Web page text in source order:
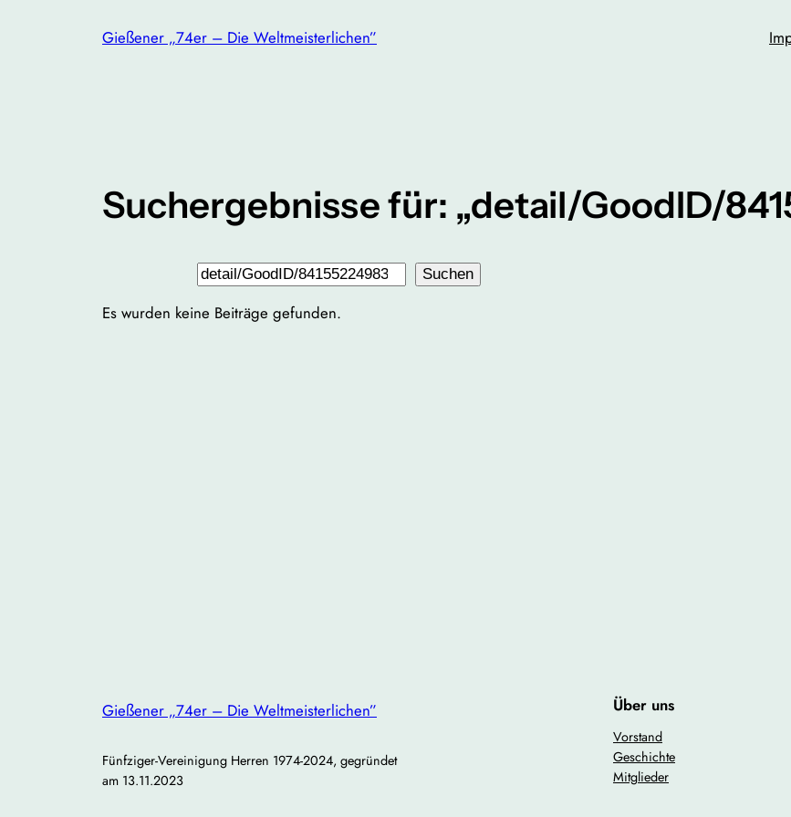
Gießener „74er – Die Weltmeisterlichen”
Suchergebnisse für: „detail/GoodID/
Suchen Suchen
Es wurden keine Beiträge gefunden.
Gießener „74er – Die Weltmeisterlichen”
Fünfziger-Vereinigung Herren 1974-2024, gegründet
am 13.11.2023
Über uns
Vorstand
Geschichte
Mitglieder